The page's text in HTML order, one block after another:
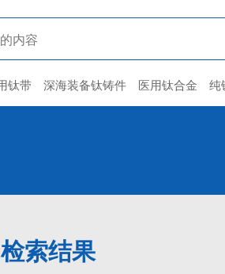
钛带 深海装备钛铸件 医用钛合金 纯
检索结果